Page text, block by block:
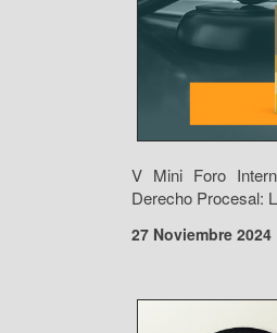
V Mini Foro
Derecho Procesal:
27 Noviembre 2024